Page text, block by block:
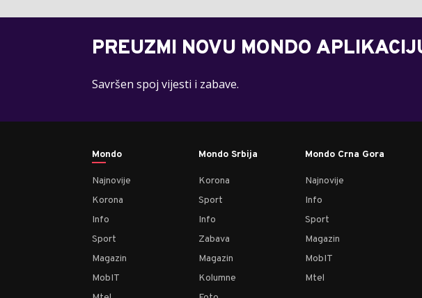
PREUZMI NOVU MONDO
Savršen spoj vijesti i zabave.
Mondo
Najnovije
Korona
Info
Sport
Magazin
MobIT
Mondo Srbija
Korona
Sport
Info
Zabava
Magazin
Kolumne
Mondo Crna Gora
Najnovije
Info
Sport
Magazin
MobIT
Mtel